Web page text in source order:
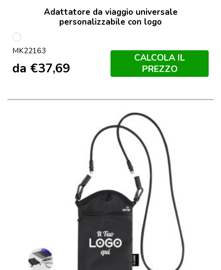
Adattatore da viaggio universale
personalizzabile con logo
Bianco
MK22163
da €37,69
CALCOLA IL
PREZZO